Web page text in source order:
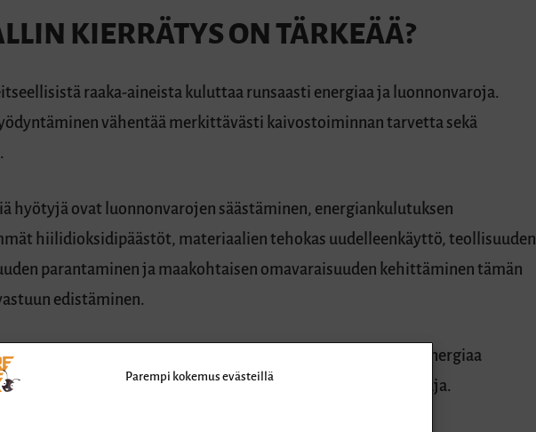
Parempi kokemus evästeillä
KIERRÄTYS ON TÄRKEÄÄ?
raaka-aineista kuluttaa runsaasti energiaa ja luonnonvaroja.
vähentää merkittävästi kaivostoiminnan tarvetta sekä
hyötyjä ovat luonnonvarojen säästäminen, energiankulutuksen
hiilidioksidipäästöt, materiaalien tehokas uudelleenkäyttö, teollisuuden
parantaminen ja maakohtaisen omavaraisuuden kehittäminen tämän
edistäminen.
alumiinin hyödyntäminen vaatii huomattavasti vähemmän energiaa
valmistukseen. Sama koskee useita muitakin metallilaatuja.